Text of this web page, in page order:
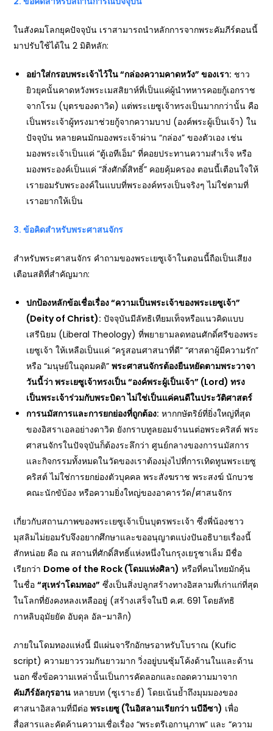
ในสังคมโลกยุคปัจจุบัน เราสามารถนำหลักการจากพระคัมภีร์ตอนนี้
มาปรับใช้ได้ใน 2 มิติหลัก:
อย่าใส่กรอบพระเจ้าไว้ใน “กล่องความคาดหวัง” ของเรา: ชาว
ยิวยุคนั้นคาดหวังพระเมสสิยาห์ที่เป็นแค่ผู้นำทหารคอยกู้เอกราช
จากโรม (บุตรของดาวิด) แต่พระเยซูเจ้าทรงเป็นมากกว่านั้น คือ
เป็นพระเจ้าผู้ทรงมาช่วยกู้จากความบาป (องค์พระผู้เป็นเจ้า) ใน
ปัจจุบัน หลายคนมักมองพระเจ้าผ่าน “กล่อง” ของตัวเอง เช่น
มองพระเจ้าเป็นแค่ “ตู้เอทีเอ็ม” ที่คอยประทานความสำเร็จ หรือ
มองพระองค์เป็นแค่ “สิ่งศักดิ์สิทธิ์” คอยคุ้มครอง ตอนนี้เตือนใจให้
เรายอมรับพระองค์ในแบบที่พระองค์ทรงเป็นจริงๆ ไม่ใช่ตามที่
เราอยากให้เป็น
3. ข้อคิดสำหรับพระศาสนจักร
สำหรับพระศาสนจักร คำถามของพระเยซูเจ้าในตอนนี้ถือเป็นเสียง
เตือนสติที่สำคัญมาก:
ปกป้องหลักข้อเชื่อเรื่อง “ความเป็นพระเจ้าของพระเยซูเจ้า”
(Deity of Christ): ปัจจุบันมีลัทธิเทียมเท็จหรือแนวคิดแบบ
เสรีนิยม (Liberal Theology) ที่พยายามลดทอนศักดิ์ศรีของพระ
เยซูเจ้า ให้เหลือเป็นแค่ “ครูสอนศาสนาที่ดี” “ศาสดาผู้มีความรัก”
หรือ “มนุษย์ในอุดมคติ”พระศาสนจักรต้องยืนหยัดตามพระวาจา
วันนี้ว่า พระเยซูเจ้าทรงเป็น “องค์พระผู้เป็นเจ้า” (Lord)ทรง
เป็นพระเจ้าร่วมกับพระบิดา ไม่ใช่เป็นแค่คนดีในประวัติศาสตร์
การนมัสการและการยกย่องที่ถูกต้อง: หากกษัตริย์ที่ยิ่งใหญ่ที่สุด
ของอิสราเอลอย่างดาวิด ยังกราบทูลยอมจำนนต่อพระคริสต์ พระ
ศาสนจักรในปัจจุบันก็ต้องระลึกว่า ศูนย์กลางของการนมัสการ
และกิจกรรมทั้งหมดในวัดของเราต้องมุ่งไปที่การเทิดทูนพระเยซู
คริสต์ ไม่ใช่การยกย่องตัวบุคคล พระสังฆราช พระสงฆ์ นักบวช
คณะนักขับ้อง หรือความยิ่งใหญ่ของอาคารวัด/ศาสนจักร
เกี่ยวกับสถานภาพของพระเยซูเจ้าเป็นบุตรพระเจ้า ซึ่งพี่น้องชาว
มุสลิมไม่ยอมรับจึงอยากศึกษาและขออนุญาตแบ่งปันอธิบายเรื่องนี้
สักหน่อย คือ ณ สถานที่ศักดิ์สิทธิ์แห่งหนึ่งในกรุงเยรูซาเล็ม มีชื่อ
เรียกว่า Dome of the Rock (โดมแห่งศิลา) หรือที่คนไทยมักคุ้น
ในชื่อ“สุเหร่าโดมทอง” ซึ่งเป็นสิ่งปลูกสร้างทางอิสลามที่เก่าแก่ที่สุด
ในโลกที่ยังคงหลงเหลืออยู่ (สร้างเสร็จในปี ค.ศ. 691 โดยลัทธิ
กาหลิบอุมัยยัด อับดุล อัล-มาลิก)
ภายในโดมทองแห่งนี้ มีแผ่นจารึกอักษรอาหรับโบราณ (Kufic
script) ความยาวรวมกันยาวมาก วิ่งอยู่บนซุ้มโค้งด้านในและด้าน
นอก ซึ่งข้อความเหล่านั้นเป็นการคัดลอกและถอดความมาจาก
คัมภีร์อัลกุรอาน หลายบท (ซูเราะฮ์) โดยเน้นย้ำถึงมุมมองของ
ศาสนาอิสลามที่มีต่อพระเยซู (ในอิสลามเรียกว่า นบีอีซา) เพื่อ
สื่อสารและคัดค้านความเชื่อเรื่อง “พระตรีเอกานุภาพ” และ “ความ